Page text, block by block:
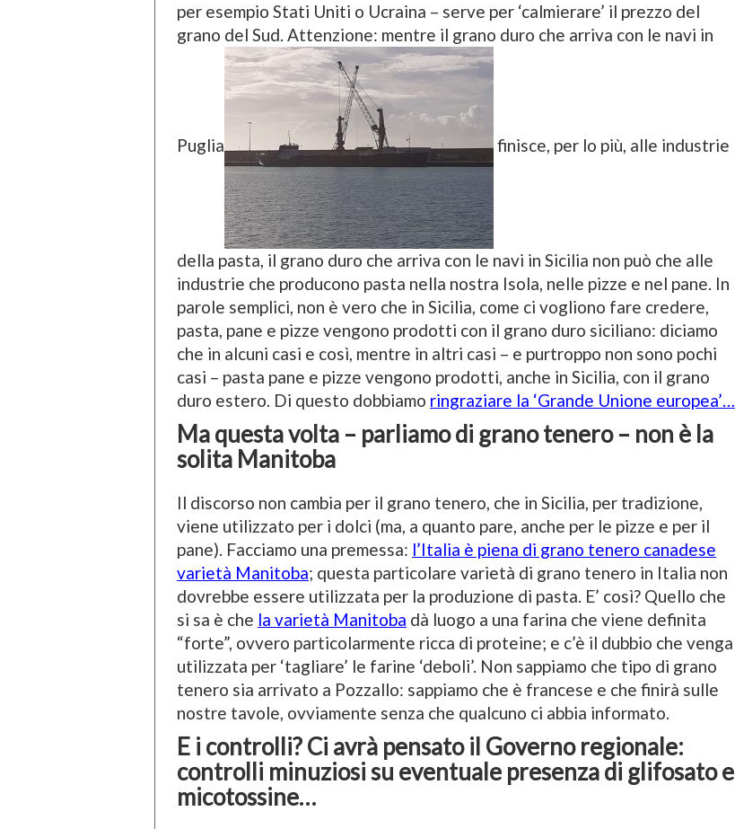
per esempio Stati Uniti o Ucraina – serve per ‘calmierare’ il prezzo del
grano del Sud. Attenzione: mentre il grano duro che arriva con le navi in
Puglia finisce, per lo più, alle industrie
della pasta, il grano duro che arriva con le navi in Sicilia non può che alle
industrie che producono pasta nella nostra Isola, nelle pizze e nel pane. In
parole semplici, non è vero che in Sicilia, come ci vogliono fare credere,
pasta, pane e pizze vengono prodotti con il grano duro siciliano: diciamo
che in alcuni casi e così, mentre in altri casi – e purtroppo non sono pochi
casi – pasta pane e pizze vengono prodotti, anche in Sicilia, con il grano
duro estero. Di questo dobbiamo ringraziare la ‘Grande Unione europea’…
Ma questa volta – parliamo di grano tenero – non è la
solita Manitoba
Il discorso non cambia per il grano tenero, che in Sicilia, per tradizione,
viene utilizzato per i dolci (ma, a quanto pare, anche per le pizze e per il
pane). Facciamo una premessa: l’Italia è piena di grano tenero canadese
varietà Manitoba; questa particolare varietà di grano tenero in Italia non
dovrebbe essere utilizzata per la produzione di pasta. E’ così? Quello che
si sa è che la varietà Manitoba dà luogo a una farina che viene definita
“forte”, ovvero particolarmente ricca di proteine; e c’è il dubbio che venga
utilizzata per ‘tagliare’ le farine ‘deboli’. Non sappiamo che tipo di grano
tenero sia arrivato a Pozzallo: sappiamo che è francese e che finirà sulle
nostre tavole, ovviamente senza che qualcuno ci abbia informato.
E i controlli? Ci avrà pensato il Governo regionale:
controlli minuziosi su eventuale presenza di glifosato e
micotossine…